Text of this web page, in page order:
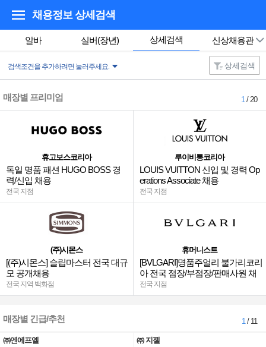
채용정보 상세검색
알바 실버(장년) 상세검색 신상채용관
검색조건을 추가하려면 눌러주세요. 상세검색
매장별 프리미엄 1/ 20
휴고보스코리아
독일 명품 패션 HUGO BOSS 경
력/신입 채용
전국 지점
(주)시몬스
[(주)시몬스] 슬립마스터 전국 대규
모 공개채용
전국 지역 백화점
루이비통코리아
LOUIS VUITTON 신입 및 경력 Op
erations Associate 채용
전국 지점
휴머니스트
[BVLGARI]명품주얼리 불가리코리
아 전국 점장/부점장/판매사원 채
용
전국 지점
매장별 긴급/추천 1/ 11
㈜엔에프엘 ㈜ 지젤